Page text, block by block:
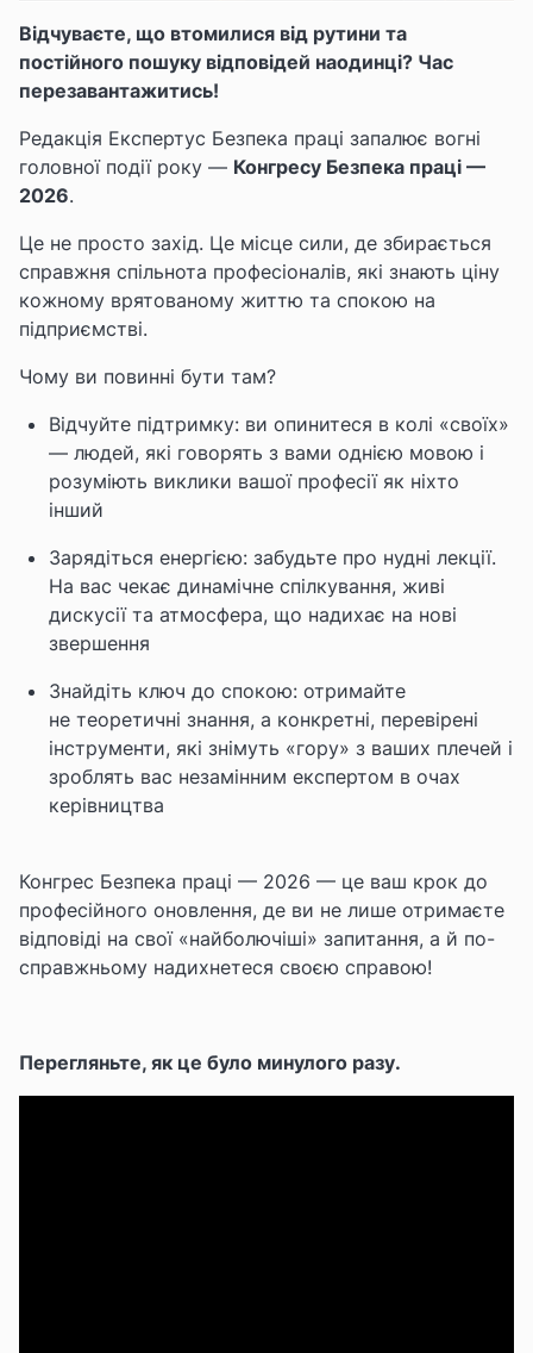
Відчуваєте, що втомилися від рутини та
постійного пошуку відповідей наодинці? Час
перезавантажитись!
Редакція Експертус Безпека праці запалює вогні
головної події року — Конгресу Безпека праці —
2026.
Це не просто захід. Це місце сили, де збирається
справжня спільнота професіоналів, які знають ціну
кожному врятованому життю та спокою на
підприємстві.
Чому ви повинні бути там?
Відчуйте підтримку: ви опинитеся в колі «своїх»
— людей, які говорять з вами однією мовою і
розуміють виклики вашої професії як ніхто
інший
Зарядіться енергією: забудьте про нудні лекції.
На вас чекає динамічне спілкування, живі
дискусії та атмосфера, що надихає на нові
звершення
Знайдіть ключ до спокою: отримайте
не теоретичні знання, а конкретні, перевірені
інструменти, які знімуть «гору» з ваших плечей і
зроблять вас незамінним експертом в очах
керівництва
Конгрес Безпека праці — 2026 — це ваш крок до
професійного оновлення, де ви не лише отримаєте
відповіді на свої «найболючіші» запитання, а й по-
справжньому надихнетеся своєю справою!
Перегляньте, як це було минулого разу.